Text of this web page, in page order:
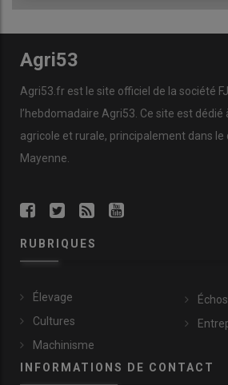
Agri53
Agri53.fr est le site officiel de la société
l’hebdomadaire Agri53. Ce site est dédié
agricole et rurale, principalement dans
Mayenne.
RUBRIQUES
Élevage
Cultures
Machinisme
INFORMATIONS DE CONTACT